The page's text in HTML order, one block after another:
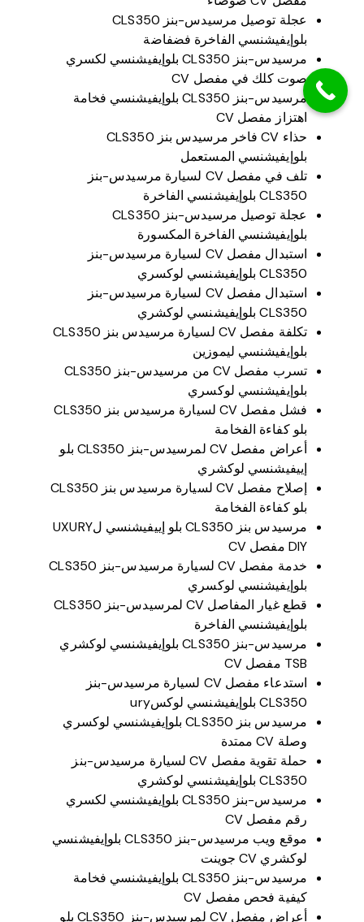
عجلة توصيل مرسيدس-بنز CLS350
بلوإيفيشنسي الفاخرة فضفاضة
مرسيدس-بنز CLS350 بلوإيفيشنسي لكسري
صوت كلك في مفصل CV
مرسيدس-بنز CLS350 بلوإيفيشنسي فخامة
اهتزاز مفصل CV
حذاء CV فاخر مرسيدس بنز CLS350
بلوإيفيشنسي المستعمل
تلف في مفصل CV لسيارة مرسيدس-بنز
CLS350 بلوإيفيشنسي الفاخرة
عجلة توصيل مرسيدس-بنز CLS350
بلوإيفيشنسي الفاخرة المكسورة
استبدال مفصل CV لسيارة مرسيدس-بنز
CLS350 بلوإيفيشنسي لوكسري
استبدال مفصل CV لسيارة مرسيدس-بنز
CLS350 بلوإيفيشنسي لوكشري
تكلفة مفصل CV لسيارة مرسيدس بنز CLS350
بلوإيفيشنسي ليموزين
تسرب مفصل CV من مرسيدس-بنز CLS350
بلوإيفيشنسي لوكسري
فشل مفصل CV لسيارة مرسيدس بنز CLS350
بلو كفاءة الفخامة
أعراض مفصل CV لمرسيدس-بنز CLS350 بلو
إييفيشنسي لوكشري
إصلاح مفصل CV لسيارة مرسيدس بنز CLS350
بلو كفاءة الفخامة
مرسيدس بنز CLS350 بلو إييفيشنسي لUXURY
DIY مفصل CV
خدمة مفصل CV لسيارة مرسيدس-بنز CLS350
بلوإيفيشنسي لوكسري
قطع غيار المفاصل CV لمرسيدس-بنز CLS350
بلوإيفيشنسي الفاخرة
مرسيدس-بنز CLS350 بلوإيفيشنسي لوكشري
TSB مفصل CV
استدعاء مفصل CV لسيارة مرسيدس-بنز
CLS350 بلوإيفيشنسي لوكسury
مرسيدس بنز CLS350 بلوإيفيشنسي لوكسري
وصلة CV ممتدة
حملة تقوية مفصل CV لسيارة مرسيدس-بنز
CLS350 بلوإيفيشنسي لوكشري
مرسيدس-بنز CLS350 بلوإيفيشنسي لكسري
رقم مفصل CV
موقع ويب مرسيدس-بنز CLS350 بلوإيفيشنسي
لوكشري CV جوينت
مرسيدس-بنز CLS350 بلوإيفيشنسي فخامة
كيفية فحص مفصل CV
أعراض مفصل CV لمرسيدس-بنز CLS350 بلو